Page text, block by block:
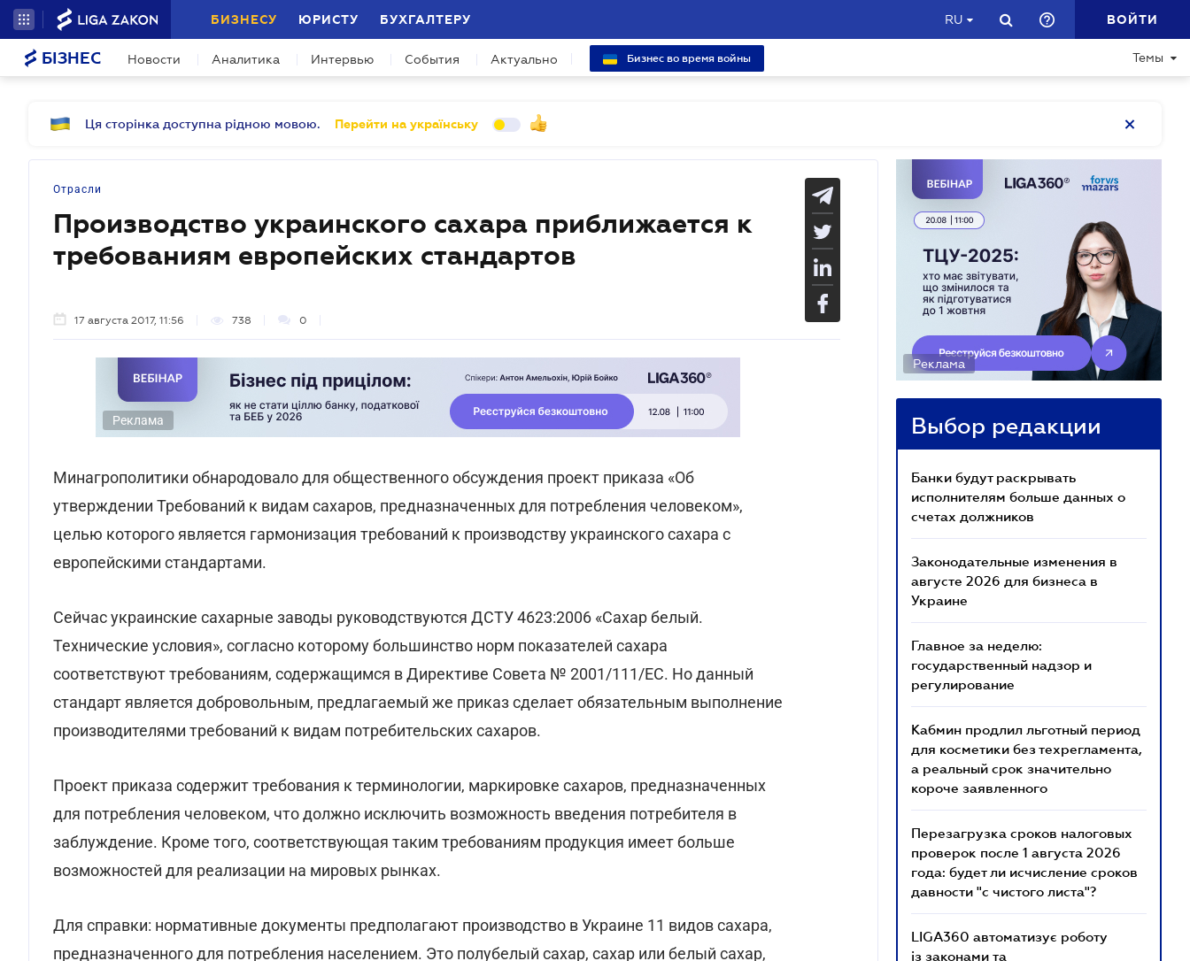
БИЗНЕСУ ЮРИСТУ БУХГАЛТЕРУ RU ВОЙТИ
БІЗНЕС Новости Аналитика Интервью События Актуально Бизнес во время войны Темы
Ця сторінка доступна рідною мовою. Перейти на українську
Отрасли
Производство украинского сахара приближается к
требованиям европейских стандартов
17 августа 2017, 11:56 738 0
Реклама
Минагрополитики обнародовало для общественного обсуждения проект приказа «Об
утверждении Требований к видам сахаров, предназначенных для потребления человеком»,
целью которого является гармонизация требований к производству украинского сахара с
европейскими стандартами.
Сейчас украинские сахарные заводы руководствуются ДСТУ 4623:2006 «Сахар белый.
Технические условия», согласно которому большинство норм показателей сахара
соответствуют требованиям, содержащимся в Директиве Совета № 2001/111/ЕС. Но данный
стандарт является добровольным, предлагаемый же приказ сделает обязательным выполнение
производителями требований к видам потребительских сахаров.
Проект приказа содержит требования к терминологии, маркировке сахаров, предназначенных
для потребления человеком, что должно исключить возможность введения потребителя в
заблуждение. Кроме того, соответствующая таким требованиям продукция имеет больше
возможностей для реализации на мировых рынках.
Для справки: нормативные документы предполагают производство в Украине 11 видов сахара,
предназначенного для потребления населением. Это полубелый сахар, сахар или белый сахар,
Реклама
Выбор редакции
Банки будут раскрывать
исполнителям больше данных о
счетах должников
Законодательные изменения в
августе 2026 для бизнеса в
Украине
Главное за неделю:
государственный надзор и
регулирование
Кабмин продлил льготный период
для косметики без техрегламента,
а реальный срок значительно
короче заявленного
Перезагрузка сроков налоговых
проверок после 1 августа 2026
года: будет ли исчисление сроков
давности "с чистого листа"?
LIGA360 автоматизує роботу
із законами та